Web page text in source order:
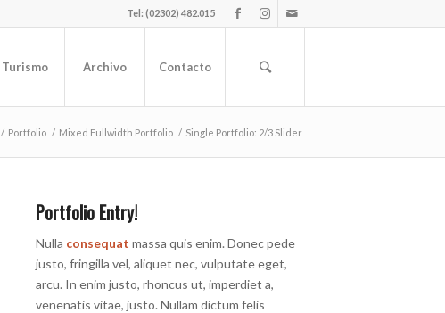
Tel: (02302) 482.015
Turismo Archivo Contacto
/ Portfolio / Mixed Fullwidth Portfolio / Single Portfolio: 2/3 Slider
Portfolio Entry!
Nulla consequat massa quis enim. Donec pede
justo, fringilla vel, aliquet nec, vulputate eget,
arcu. In enim justo, rhoncus ut, imperdiet a,
venenatis vitae, justo. Nullam dictum felis